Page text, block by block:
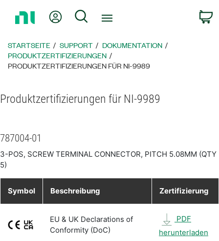
zur
Mein KontoSuche
STARTSEITE SUPPORT
DOKUMENTATION
PRODUKTZERTIFIZIERUNGEN
PRODUKTZERTIFIZIERUNGEN FÜR NI-9989
Produktzertifizierungen für NI-9989
787004-01
3-POS, SCREW TERMINAL CONNECTOR, PITCH 5.08MM (QTY
5)
Symbol Beschreibung Zertifizierung
EU & UK Declarations of
Conformity (DoC)
PDF
herunterladen